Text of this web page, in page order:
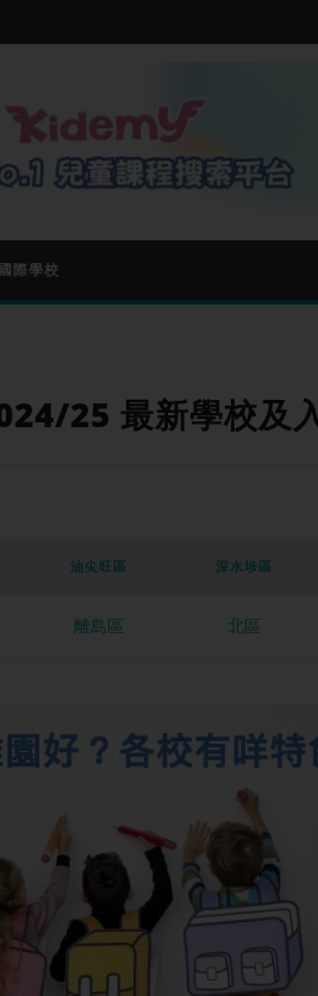
【小朋友學唱歌邊度好?】Parkland,伯樂音樂學院等熱門兒童唱歌班比較
國際學校
25 最新學校及
油尖旺區 深水埗區
離島區 北區